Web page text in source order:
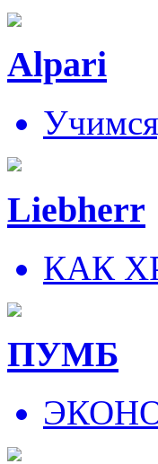
Alpari
Liebherr
КАК
ПУМБ